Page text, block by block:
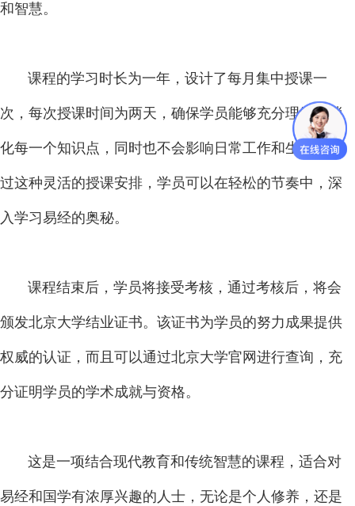
和智慧。
课程的学习时长为一年，设计了每月集中授课一
次，每次授课时间为两天，确保学员能够充分理解和消
化每一个知识点，同时也不会影响日常工作和生活。通
过这种灵活的授课安排，学员可以在轻松的节奏中，深
入学习易经的奥秘。
课程结束后，学员将接受考核，通过考核后，将会
颁发北京大学结业证书。该证书为学员的努力成果提供
权威的认证，而且可以通过北京大学官网进行查询，充
分证明学员的学术成就与资格。
这是一项结合现代教育和传统智慧的课程，适合对
易经和国学有浓厚兴趣的人士，无论是个人修养，还是